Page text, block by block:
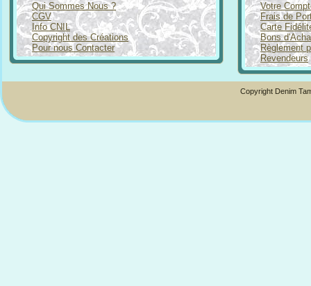
Qui Sommes Nous ?
CGV
Info CNIL
Copyright des Créations
Pour nous Contacter
Votre
Frais de
Carte
Bons
Règlement
Revendeurs
Copyright Denim